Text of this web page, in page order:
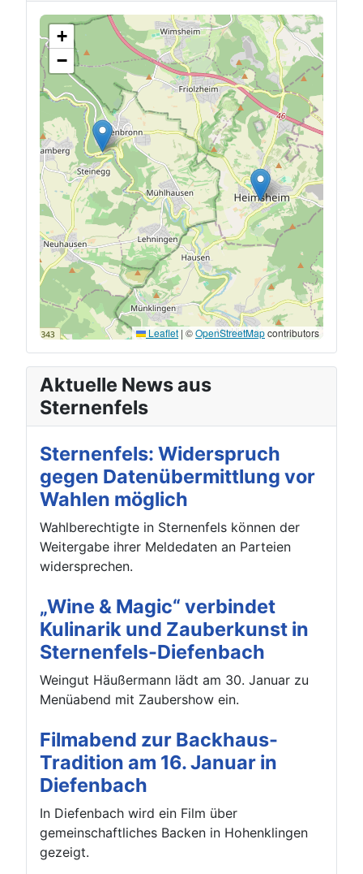
+
−
Leaflet | ©OpenStreetMapcontributors
Aktuelle News aus
Sternenfels
Sternenfels: Widerspruch
gegen Datenübermittlung vor
Wahlen möglich
Wahlberechtigte in Sternenfels können der
Weitergabe ihrer Meldedaten an Parteien
widersprechen.
„Wine & Magic“ verbindet
Kulinarik und Zauberkunst in
Sternenfels-Diefenbach
Weingut Häußermann lädt am 30. Januar zu
Menüabend mit Zaubershow ein.
Filmabend zur Backhaus-
Tradition am 16. Januar in
Diefenbach
In Diefenbach wird ein Film über
gemeinschaftliches Backen in Hohenklingen
gezeigt.